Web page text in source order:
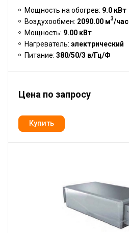
Мощность на обогрев: 9.0 кВт
Воздухообмен: 2090.00 м3/час
Мощность: 9.00 кВт
Нагреватель: электрический
Питание: 380/50/3 в/Гц/Ф
Цена по запросу